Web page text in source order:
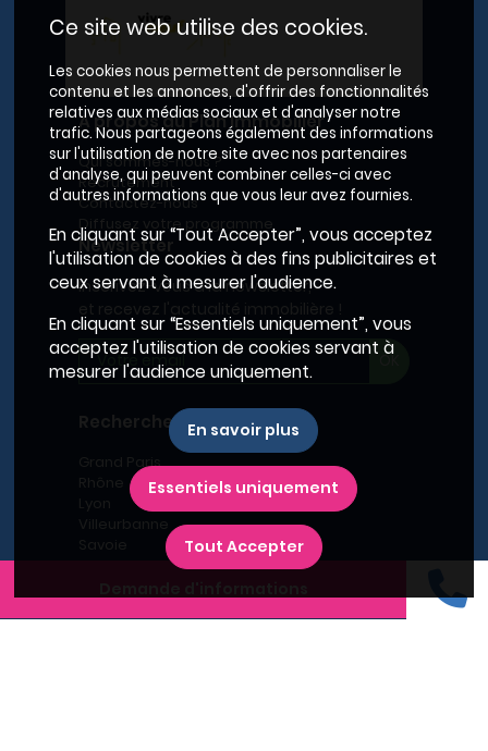
A propos du Plan Immobilier
Qui sommes-nous ?
Recrutement
Contactez-nous
Diffusez votre programme
Newsletter
Inscrivez-vous à la newsletter,
Recherches fréquentes
Grand Paris
Haute-Savoie
Ce site web utilise des cookies.
Les cookies nous permettent de personnaliser le
contenu et les annonces, d'offrir des fonctionnalités
relatives aux médias sociaux et d'analyser notre
trafic. Nous partageons également des informations
sur l'utilisation de notre site avec nos partenaires
d'analyse, qui peuvent combiner celles-ci avec
d'autres informations que vous leur avez fournies.
En cliquant sur “Tout Accepter”, vous acceptez
l'utilisation de cookies à des fins publicitaires et
ceux servant à mesurer l'audience.
En cliquant sur “Essentiels uniquement”, vous
acceptez l'utilisation de cookies servant à
mesurer l'audience uniquement.
En savoir plus
Essentiels uniquement
Tout Accepter